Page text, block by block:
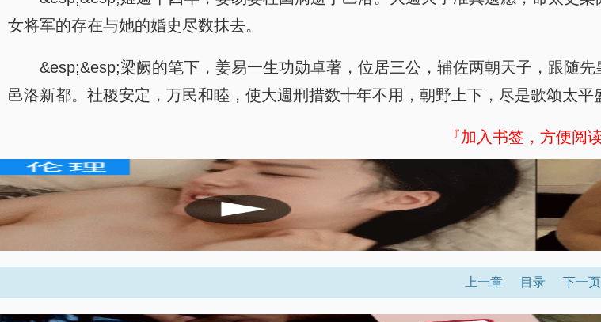
女将军的存在与她的婚史尽数抹去。
&esp;&esp;梁阙的笔下，姜易一生功勋卓著，位居三公，辅佐两朝天子，跟随
邑洛新都。社稷安定，万民和睦，使大週刑措数十年不用，朝野上下，尽是歌颂太平
『加入书签，方便阅读
上一章 目录 下一页